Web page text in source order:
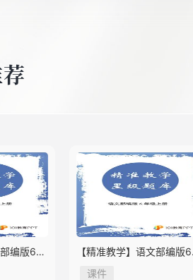
编版6年
题库
【精准教学】语文部编版
级上册第1单元★★★题库
课件